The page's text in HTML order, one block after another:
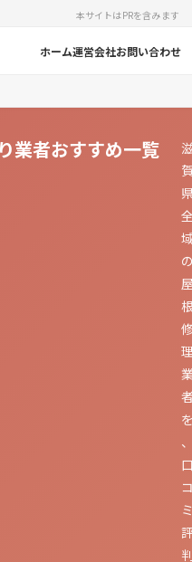
本サイトはPRを含みます
ホーム運営会社お問い合わせ
業者おすすめ一覧